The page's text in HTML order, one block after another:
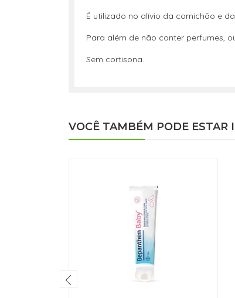
É utilizado no alívio da comichão e
Para além de não conter perfumes,
Sem cortisona.
VOCÊ TAMBÉM PODE ESTAR